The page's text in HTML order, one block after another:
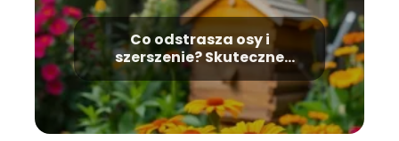
Co odstrasza osy i
szerszenie? Skuteczne
metody na te owady